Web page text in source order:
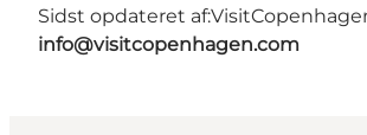
Sidst opdateret af:
info@visitcopenhagen.com